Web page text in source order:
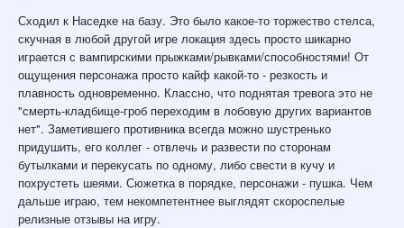
Сходил к Наседке на базу. Это было какое-то торжество стелса,
скучная в любой другой игре локация здесь просто шикарно
играется с вампирскими прыжками/рывками/способностями! От
ощущения персонажа просто кайф какой-то - резкость и
плавность одновременно. Классно, что поднятая тревога это не
"смерть-кладбище-гроб переходим в лобовую других вариантов
нет". Заметившего противника всегда можно шустренько
придушить, его коллег - отвлечь и развести по сторонам
бутылками и перекусать по одному, либо свести в кучу и
похрустеть шеями. Сюжетка в порядке, персонажи - пушка. Чем
дальше играю, тем некомпетентнее выглядят скороспелые
релизные отзывы на игру.